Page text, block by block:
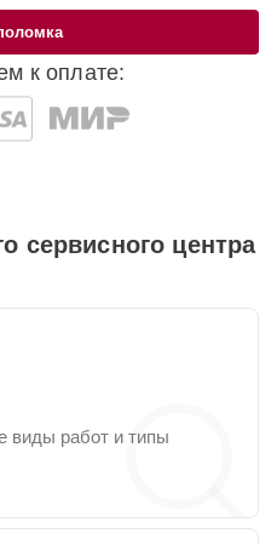
к оплате:
сервисного центра
виды работ и типы